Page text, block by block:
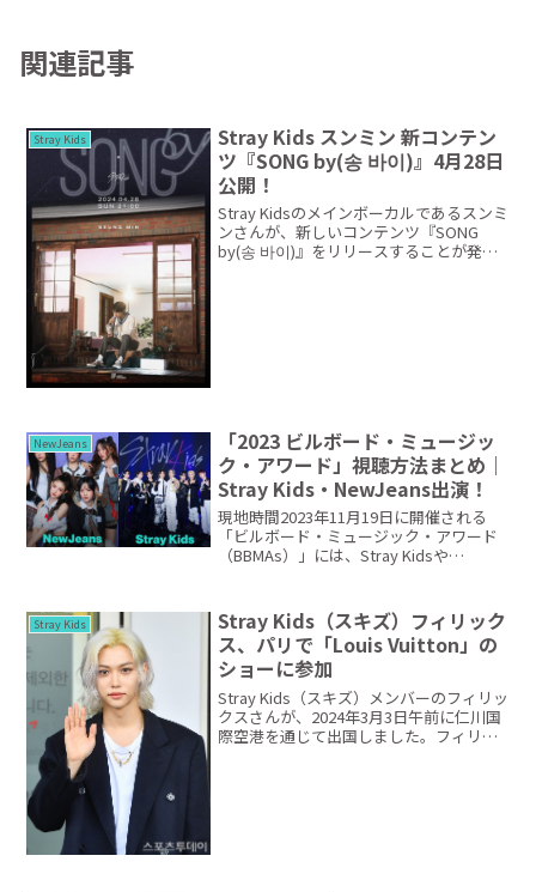
関連記事
Stray Kids
Stray Kids スンミン 新コンテン
ツ『SONG by(송 바이)』4月28日
公開！
Stray Kidsのメインボーカルであるスンミ
ンさんが、新しいコンテンツ『SONG
by(송 바이)』をリリースすることが発表
NewJeans
「2023 ビルボード・ミュージッ
ク・アワード」視聴方法まとめ｜
Stray Kids・NewJeans出演！
現地時間2023年11月19日に開催される
「ビルボード・ミュージック・アワード
（BBMAs）」には、Stray Kidsや
ボード・ミュージック...
Stray Kids
Stray Kids（スキズ）フィリック
ス、パリで「Louis Vuitton」の
ショーに参加
Stray Kids（スキズ）メンバーのフィリッ
クスさんが、2024年3月3日午前に仁川国
際空港を通じて出国しました。フィリッ